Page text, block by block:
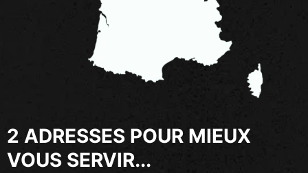
2 ADRESSES POUR MIEUX
VOUS SERVIR...